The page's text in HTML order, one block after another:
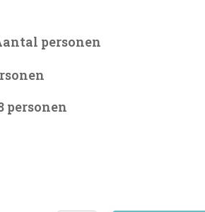
personen
personen